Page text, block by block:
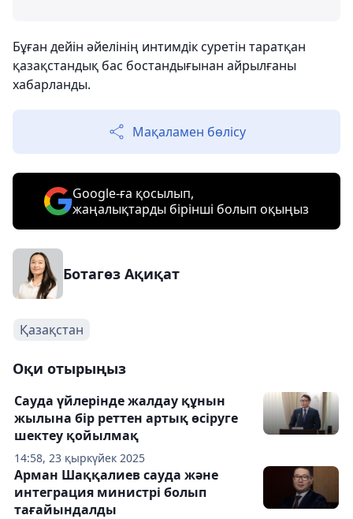
Бұған дейін әйелінің интимдік суретін таратқан
қазақстандық бас бостандығынан айрылғаны
хабарланды.
Мақаламен бөлісу
Google-ға қосылып,
жаңалықтарды бірінші болып оқыңыз
Ботагөз Ақиқат
Қазақстан
Оқи отырыңыз
14:58, 23 қыркүйек 2025
Сауда үйлерінде жалдау құнын
жылына бір реттен артық өсіруге
шектеу қойылмақ
Арман Шаққалиев сауда және
интеграция министрі болып
тағайындалды